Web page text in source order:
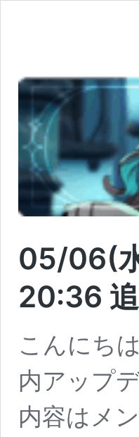
05/06(
20:36
こんにち
内アップ
内容はメ